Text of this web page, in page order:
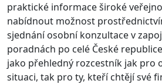
praktické informace široké
nabídnout možnost
sjednání osobní konzultace v
poradnách po celé České
jako přehledný rozcestník jak pro
situaci, tak pro ty, kteří chtějí své